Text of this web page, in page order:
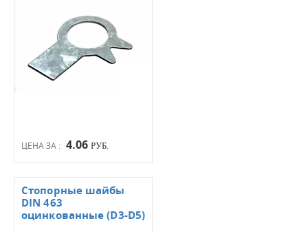
ЦЕНА ЗА : 4.06 РУБ.
Стопорные шайбы
DIN 463
оцинкованные (D3-D5)